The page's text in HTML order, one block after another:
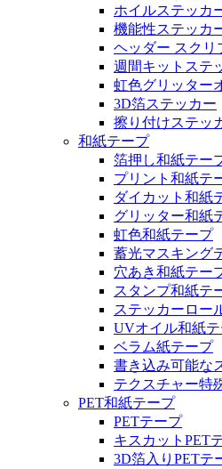
ホイルステッカ
機能性ステッカ
ヘッダー スクリ
週間キットステ
虹色グリッター
3D箔ステッカー
擦り付けステッ
和紙テープ
箔押し和紙テー
プリント和紙テ
ダイカット和紙
グリッター和紙
虹色和紙テープ
蓄光マスキング
穴あき和紙テー
スタンプ和紙テ
ステッカーロー
UVオイル和紙
ベラム紙テープ
書き込み可能な
テクスチャー特
PET和紙テープ
PETテープ
キスカットPET
3D箔入りPETテ